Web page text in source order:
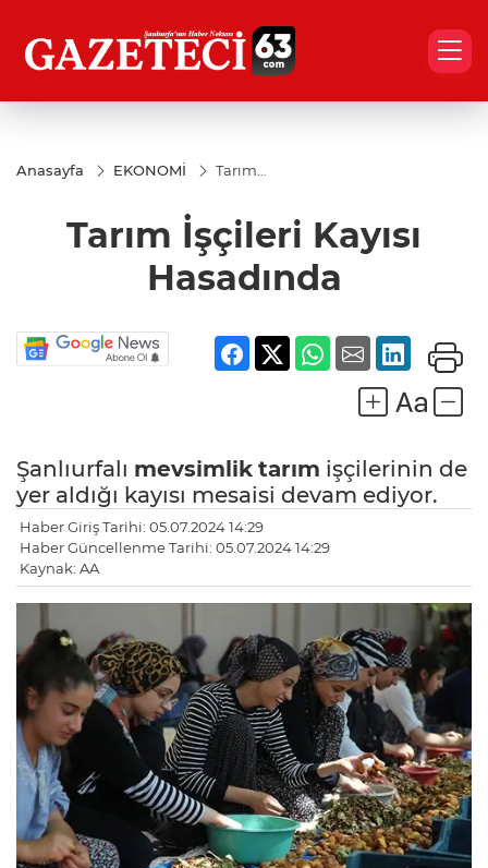
Anasayfa EKONOMİ
Tarım
Hasadında
Tarım İşçileri Kayısı
Hasadında
Şanlıurfalı mevsimlik tarım işçilerinin de
yer aldığı kayısı mesaisi devam ediyor.
Haber Giriş Tarihi: 05.07.2024 14:29
Haber Güncellenme Tarihi: 05.07.2024 14:29
Kaynak: AA